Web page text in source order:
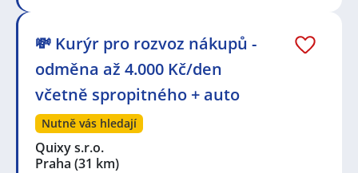
💸 Kurýr pro rozvoz nákupů -
odměna až 4.000 Kč/den
včetně spropitného + auto
Nutně vás hledají
Quixy s.r.o.
Praha (31 km)